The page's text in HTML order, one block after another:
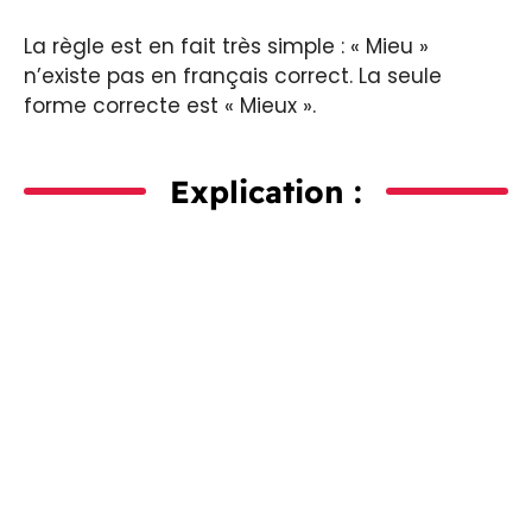
La règle est en fait très simple : « Mieu »
n’existe pas en français correct. La seule
forme correcte est « Mieux ».
Explication :